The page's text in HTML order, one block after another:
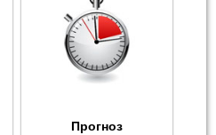
Прогноз